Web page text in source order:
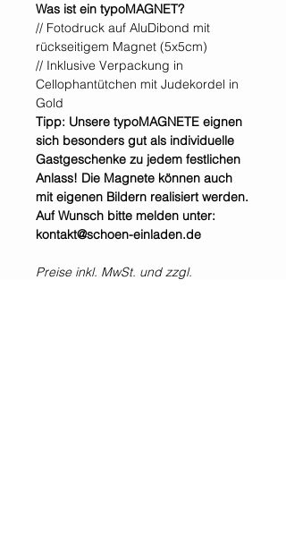
Was ist ein typoMAGNET?
// Fotodruck auf AluDibond mit
rückseitigem Magnet (5x5cm)
// Inklusive Verpackung in
Cellophantütchen mit Judekordel in
Gold
Tipp: Unsere typoMAGNETE eignen
sich besonders gut als individuelle
Gastgeschenke zu jedem festlichen
Anlass! Die Magnete können auch
mit eigenen Bildern realisiert werden.
Auf Wunsch bitte melden unter:
kontakt@schoen-einladen.de
Preise inkl. MwSt. und zzgl.